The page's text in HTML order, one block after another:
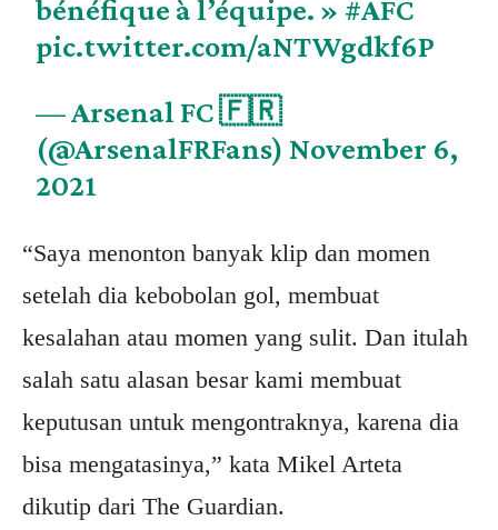
bénéfique à l’équipe. » #AFC
pic.twitter.com/aNTWgdkf6P
— Arsenal FC 🇫🇷
(@ArsenalFRFans) November 6,
2021
“Saya menonton banyak klip dan momen
setelah dia kebobolan gol, membuat
kesalahan atau momen yang sulit. Dan itulah
salah satu alasan besar kami membuat
keputusan untuk mengontraknya, karena dia
bisa mengatasinya,” kata Mikel Arteta
dikutip dari The Guardian.